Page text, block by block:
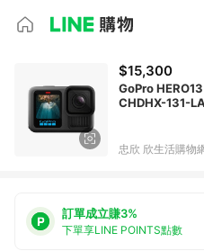
$15,300
GoPro
CHDHX-131-LA
忠欣 欣生活購物
訂單成立賺3%
下單享LINE POINTS點數